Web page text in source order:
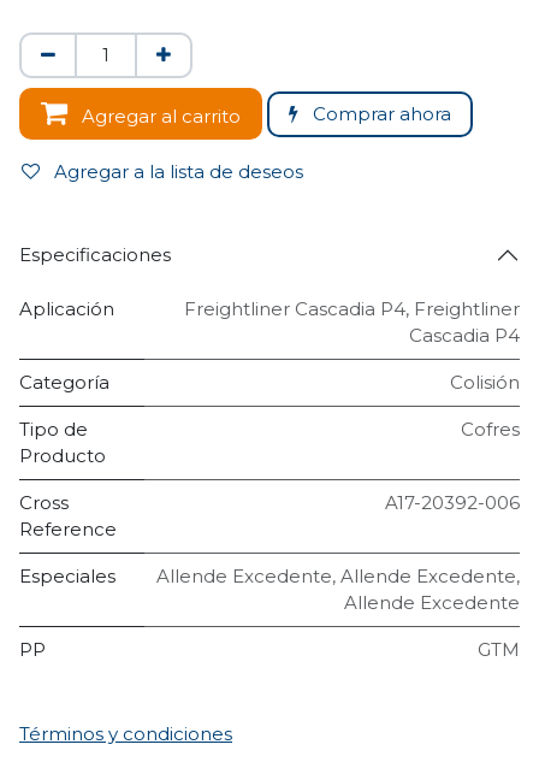
Agregar al carrito Comprar ahora
Agregar a la lista de deseos
Especificaciones
Aplicación Freightliner Cascadia P4, Freightliner
Cascadia P4
Categoría Colisión
Tipo de
Producto
Cofres
Cross
Reference
A17-20392-006
Especiales Allende Excedente, Allende Excedente,
Allende Excedente
PP GTM
Términos y condiciones